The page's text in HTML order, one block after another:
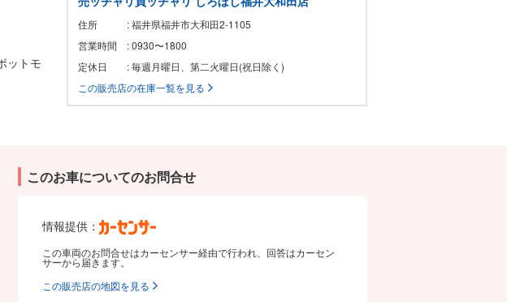
ットモ
住所
: 福井県福井市大和田2-1105
営業時間
: 0930〜1800
定休日
: 毎週月曜日、第二火曜日(祝日除く)
この販売店の在庫一覧を見る
このお車についてのお問合せ
情報提供：
この車両のお問合せはカーセンサー経由で行われ、回答はカーセン
サーから届きます。
この販売店の地図を見る